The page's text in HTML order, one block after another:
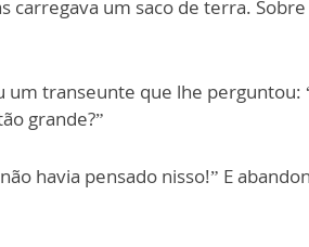
carregava um saco de terra.
um transeunte que lhe perguntou:
grande?”
havia pensado nisso!” E